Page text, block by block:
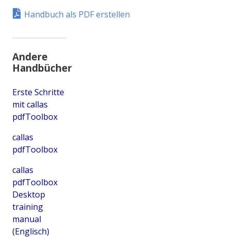
Handbuch als PDF erstellen
Andere
Handbücher
Erste Schritte
mit callas
pdfToolbox
callas
pdfToolbox
callas
pdfToolbox
Desktop
training
manual
(Englisch)